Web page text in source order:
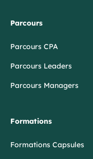
Parcours
Parcours CPA
Parcours Leaders
Parcours Managers
Formations
Formations Capsules